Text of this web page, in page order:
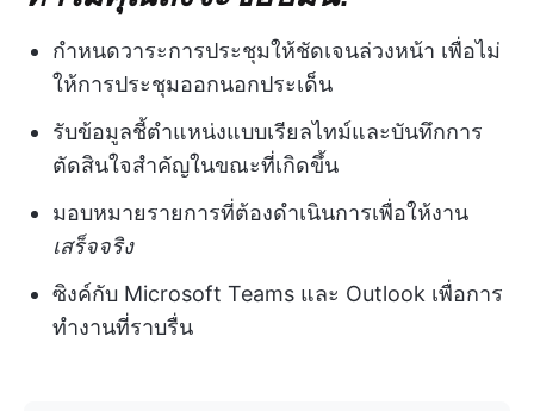
กำหนดวาระการประชุมให้ชัดเจนล่วงหน้า เพื่อไม่
ให้การประชุมออกนอกประเด็น
รับข้อมูลชี้ตำแหน่งแบบเรียลไทม์และบันทึกการ
ตัดสินใจสำคัญในขณะที่เกิดขึ้น
มอบหมายรายการที่ต้องดำเนินการเพื่อให้งาน
เสร็จจริง
ซิงค์กับ Microsoft Teams และ Outlook เพื่อการ
ทำงานที่ราบรื่น